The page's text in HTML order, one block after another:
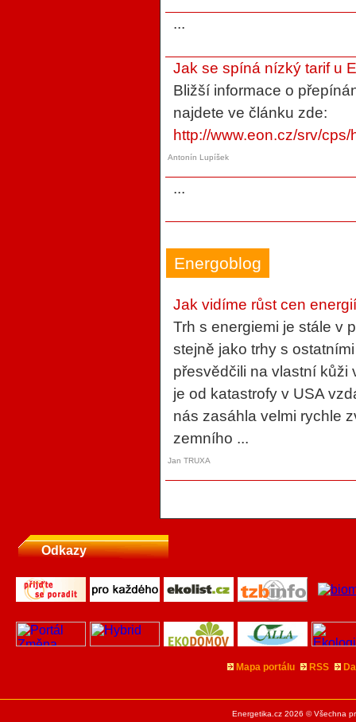
...
Jak se spíná nízký tarif u
Bližší informace o
najdete ve článku zde:
http://www.eon.cz/srv/
Antonín Lupíšek
...
Energoblog
Jak vidíme růst cen
Trh s energiemi je stále v
stejně jako trhy s
přesvědčili na vlastní kůži
je od katastrofy v USA
nás zasáhla velmi rychle
zemního ...
Jan TRUXA
Odkazy
Mapa portálu RSS
Energetika.cz 2026 © Všechna